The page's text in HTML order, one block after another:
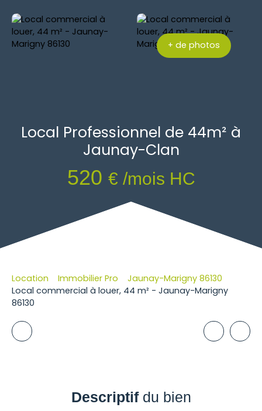
+ de photos
Local Professionnel de 44m² à
Jaunay-Clan
520 € /mois HC
Location Immobilier Pro
Jaunay-Marigny 86130
Local commercial à louer, 44 m² - Jaunay-Marigny
86130
Descriptifdu bien